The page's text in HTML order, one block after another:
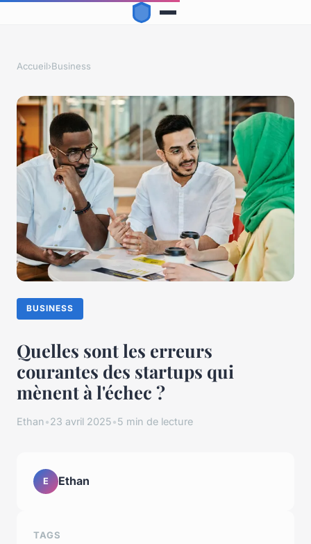
Accueil›Business
BUSINESS
Quelles sont les erreurs
courantes des startups qui
mènent à l'échec ?
Ethan•23 avril 2025•5 min de lecture
E Ethan
TAGS